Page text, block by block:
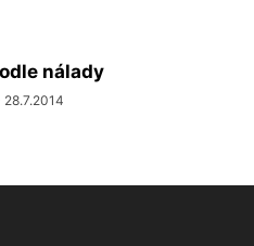
nálady
28.7.2014